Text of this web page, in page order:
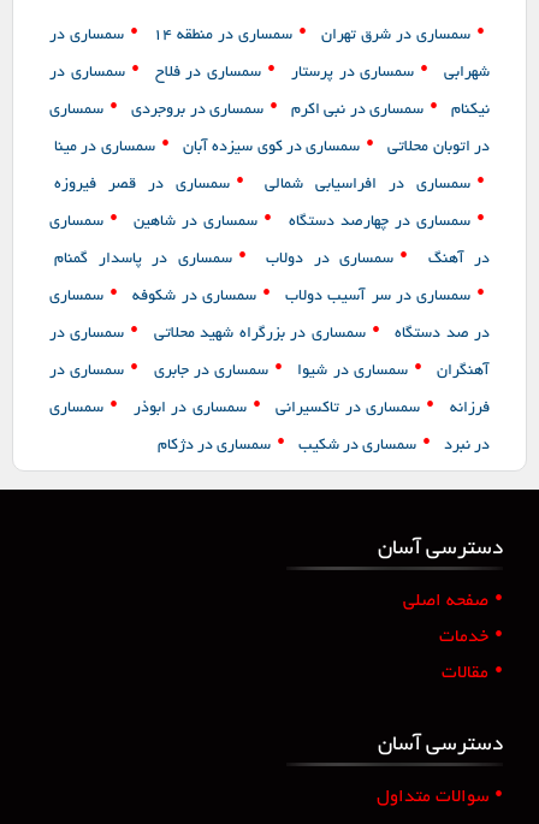
• سمساری در شرق تهران • سمساری در منطقه 14 • سمساری در
شهرابی • سمساری در پرستار • سمساری در فلاح • سمساری در
نیکنام • سمساری در نبی اکرم • سمساری در بروجردی • سمساری
در اتوبان محلاتی • سمساری در کوی سیزده آبان • سمساری در مینا
• سمساری در افراسیابی شمالی • سمساری در قصر فیروزه
• سمساری در چهارصد دستگاه • سمساری در شاهین • سمساری
در آهنگ • سمساری در دولاب • سمساری در پاسدار گمنام
• سمساری در سر آسیب دولاب • سمساری در شکوفه • سمساری
در صد دستگاه • سمساری در بزرگراه شهید محلاتی • سمساری در
آهنگران • سمساری در شیوا • سمساری در جابری • سمساری در
فرزانه • سمساری در تاکسیرانی • سمساری در ابوذر • سمساری
در نبرد • سمساری در شکیب • سمساری در دژکام
دسترسی آسان
• صفحه اصلی
• خدمات
• مقالات
دسترسی آسان
• سوالات متداول